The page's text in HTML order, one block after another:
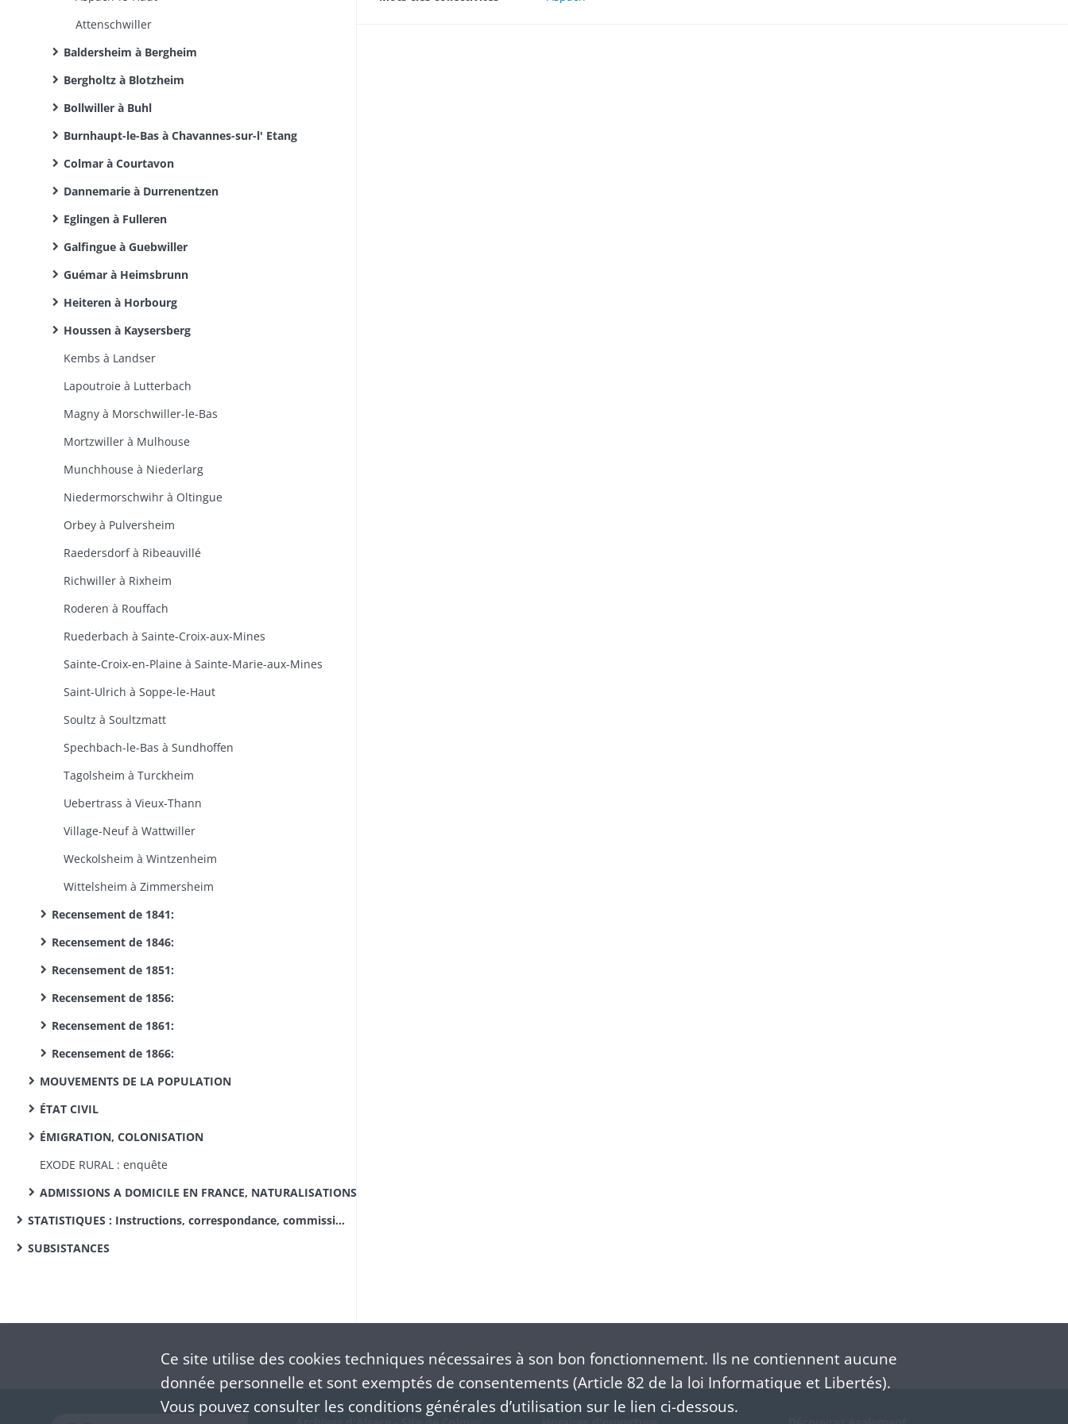
Attenschwiller
Baldersheim à Bergheim
Bergholtz à Blotzheim
Bollwiller à Buhl
Burnhaupt-le-Bas à Chavannes-sur-l' Etang
Colmar à Courtavon
Dannemarie à Durrenentzen
Eglingen à Fulleren
Galfingue à Guebwiller
Guémar à Heimsbrunn
Heiteren à Horbourg
Houssen à Kaysersberg
Kembs à Landser
Lapoutroie à Lutterbach
Magny à Morschwiller-le-Bas
Mortzwiller à Mulhouse
Munchhouse à Niederlarg
Niedermorschwihr à Oltingue
Orbey à Pulversheim
Raedersdorf à Ribeauvillé
Richwiller à Rixheim
Roderen à Rouffach
Ruederbach à Sainte-Croix-aux-Mines
Sainte-Croix-en-Plaine à Sainte-Marie-aux-Mines
Saint-Ulrich à Soppe-le-Haut
Soultz à Soultzmatt
Spechbach-le-Bas à Sundhoffen
Tagolsheim à Turckheim
Uebertrass à Vieux-Thann
Village-Neuf à Wattwiller
Weckolsheim à Wintzenheim
Wittelsheim à Zimmersheim
Recensement de 1841:
Recensement de 1846:
Recensement de 1851:
Recensement de 1856:
Recensement de 1861:
Recensement de 1866:
MOUVEMENTS DE LA POPULATION
ÉTAT CIVIL
ÉMIGRATION, COLONISATION
EXODE RURAL : enquête
ADMISSIONS A DOMICILE EN FRANCE, NATURALISATIONS
STATISTIQUES : Instructions, correspondance, commissions de statistique cantonale, enquêtes sur des sujets divers
SUBSISTANCES
Ce site utilise des cookiestechniques nécessaires à son bon fonctionnement. Ils ne contiennent aucune
donnée personnelle et sont exemptés de consentements (Article 82 de la loi Informatique et Libertés).
Vous pouvez consulter les conditions générales d’utilisation sur le lien ci-dessous.